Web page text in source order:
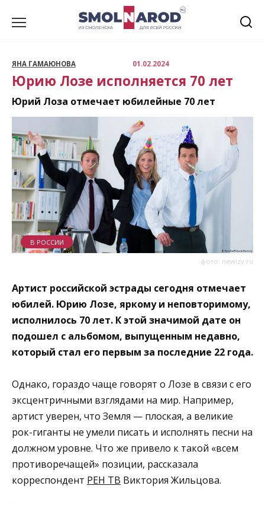
ЯНА ГАМАЮНОВА 01.02.2024
Юрию Лозе исполняется 70 лет
Юрий Лоза отмечает юбилейные 70 лет
фото: newizv.ru
В РОССИИ
Артист российской эстрады сегодня отмечает
юбилей. Юрию Лозе, яркому и неповторимому,
исполнилось 70 лет. К этой значимой дате он
подошел с альбомом, выпущенным недавно,
который стал его первым за последние 22 года.
Однако, гораздо чаще говорят о Лозе в связи с его
эксцентричными взглядами на мир. Например,
артист уверен, что Земля — плоская, а великие
рок-гиганты не умели писать и исполнять песни на
должном уровне. Что же привело к такой «всем
противоречащей» позиции, рассказала
корреспондент РЕН ТВ Виктория Жильцова.